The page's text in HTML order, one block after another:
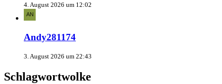
4. August 2026 um 12:02
Andy281174
3. August 2026 um 22:43
Schlagwortwolke